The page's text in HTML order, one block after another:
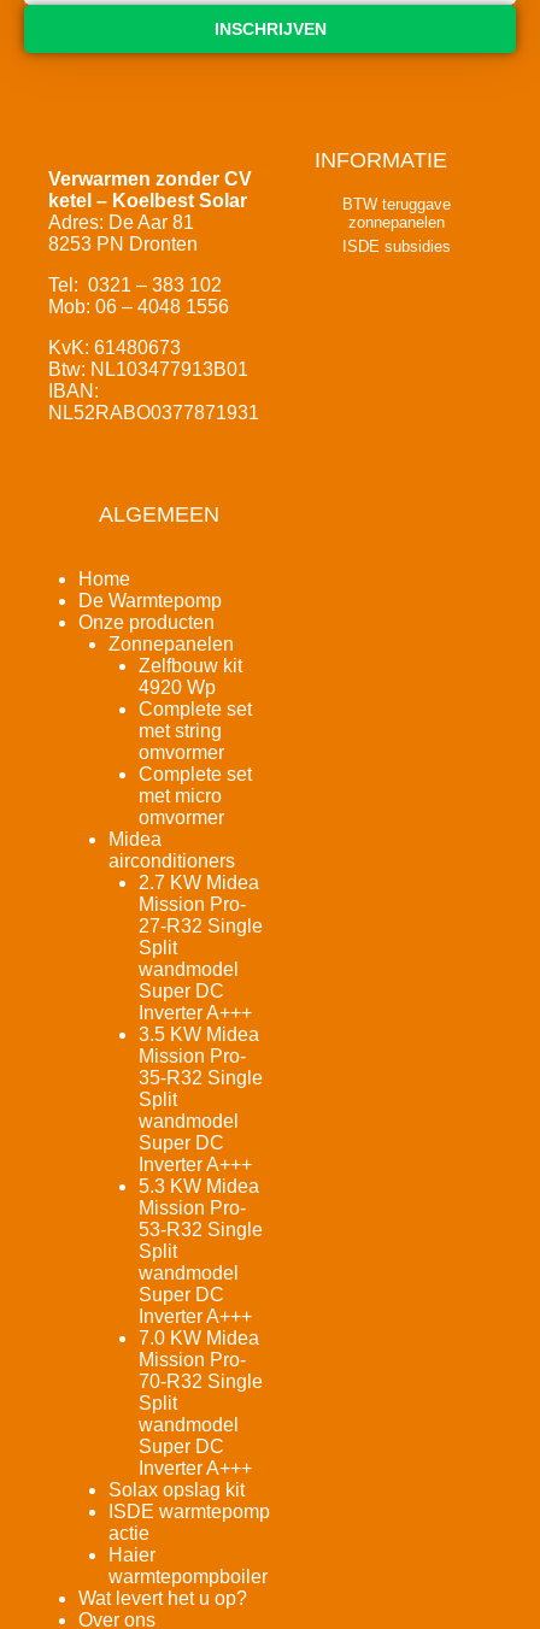
INSCHRIJVEN
Verwarmen zonder CV
ketel – Koelbest Solar
Adres: De Aar 81
8253 PN Dronten
Tel: 0321 – 383 102
Mob: 06 – 4048 1556
KvK: 61480673
Btw: NL103477913B01
IBAN:
NL52RABO0377871931
INFORMATIE
BTW teruggave
zonnepanelen
ISDE subsidies
ALGEMEEN
Home
De Warmtepomp
Onze producten
Zonnepanelen
Zelfbouw kit
4920 Wp
Complete set
met string
omvormer
Complete set
met micro
omvormer
Midea
airconditioners
2.7 KW Midea
Mission Pro-
27-R32 Single
Split
wandmodel
Super DC
Inverter A+++
3.5 KW Midea
Mission Pro-
35-R32 Single
Split
wandmodel
Super DC
Inverter A+++
5.3 KW Midea
Mission Pro-
53-R32 Single
Split
wandmodel
Super DC
Inverter A+++
7.0 KW Midea
Mission Pro-
70-R32 Single
Split
wandmodel
Super DC
Inverter A+++
Solax opslag kit
ISDE warmtepomp
actie
Haier
warmtepompboiler
Wat levert het u op?
Over ons